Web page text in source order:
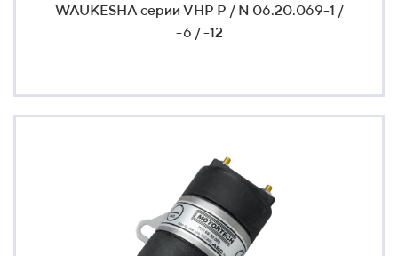
WAUKESHA серии VHP P / N 06.20.069-1 /
-6 / -12